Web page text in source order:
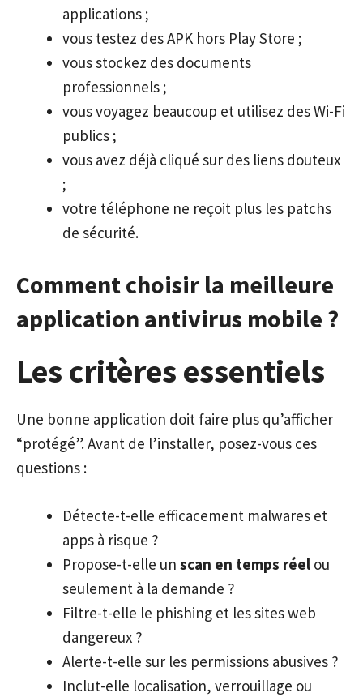
applications ;
vous testez des APK hors Play Store ;
vous stockez des documents
professionnels ;
vous voyagez beaucoup et utilisez des Wi-Fi
publics ;
vous avez déjà cliqué sur des liens douteux
;
votre téléphone ne reçoit plus les patchs
de sécurité.
Comment choisir la meilleure
application antivirus mobile ?
Les critères essentiels
Une bonne application doit faire plus qu’afficher
“protégé”. Avant de l’installer, posez-vous ces
questions :
Détecte-t-elle efficacement malwares et
apps à risque ?
Propose-t-elle un scan en temps réel ou
seulement à la demande ?
Filtre-t-elle le phishing et les sites web
dangereux ?
Alerte-t-elle sur les permissions abusives ?
Inclut-elle localisation, verrouillage ou